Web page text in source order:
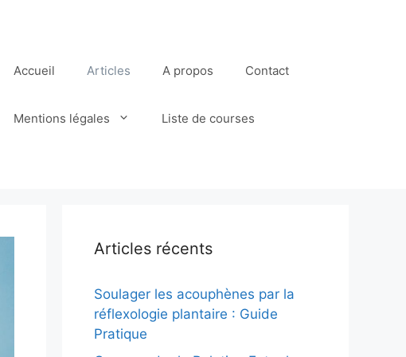
Accueil Articles A propos Contact
Mentions légales Liste de courses
Articles récents
Soulager les acouphènes par la
réflexologie plantaire : Guide
Pratique